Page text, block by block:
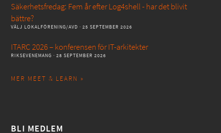
Säkerhetsfredag: Fem år efter Log4shell - har det blivit
bättre?
VÄLJ LOKALFÖRENING/AVD · 25 SEPTEMBER 2026
ITARC 2026 – konferensen för IT-arkitekter
RIKSEVENEMANG · 28 SEPTEMBER 2026
MER MEET & LEARN »
BLI MEDLEM